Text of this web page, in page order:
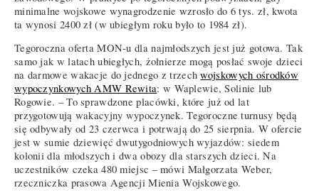
minimalne wojskowe wynagrodzenie wzrosło do 6 tys. zł, kwota
ta wynosi 2400 zł (w ubiegłym roku było to 1984 zł).
Tegoroczna oferta MON-u dla najmłodszych jest już gotowa. Tak
samo jak w latach ubiegłych, żołnierze mogą posłać swoje dzieci
na darmowe wakacje do jednego z trzechwojskowych ośrodków
wypoczynkowych AMW Rewita: w Waplewie, Solinie lub
Rogowie. – To sprawdzone placówki, które już od lat
przygotowują wakacyjny wypoczynek. Tegoroczne turnusy będą
się odbywały od 23 czerwca i potrwają do 25 sierpnia. W ofercie
jest w sumie dziewięć dwutygodniowych wyjazdów: siedem
kolonii dla młodszych i dwa obozy dla starszych dzieci. Na
uczestników czeka 480 miejsc – mówi Małgorzata Weber,
rzeczniczka prasowa Agencji Mienia Wojskowego.